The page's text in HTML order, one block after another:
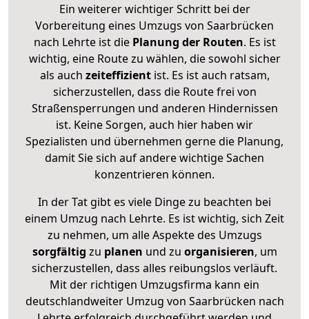
Ein weiterer wichtiger Schritt bei der
Vorbereitung eines Umzugs von Saarbrücken
nach Lehrte ist diePlanung der Routen. Es ist
wichtig, eine Route zu wählen, die sowohl sicher
als auch zeiteffizientist. Es ist auch ratsam,
sicherzustellen, dass die Route frei von
Straßensperrungen und anderen Hindernissen
ist. Keine Sorgen, auch hier haben wir
Spezialisten und übernehmen gerne die Planung,
damit Sie sich auf andere wichtige Sachen
konzentrieren können.
In der Tat gibt es viele Dinge zu beachten bei
einem Umzug nach Lehrte. Es ist wichtig, sich Zeit
zu nehmen, um alle Aspekte des Umzugs
sorgfältig zu planen und zu organisieren, um
sicherzustellen, dass alles reibungslos verläuft.
Mit der richtigen Umzugsfirma kann ein
deutschlandweiter Umzug von Saarbrücken nach